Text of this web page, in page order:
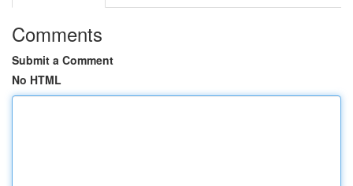
Comments
Submit a Comment
No HTML